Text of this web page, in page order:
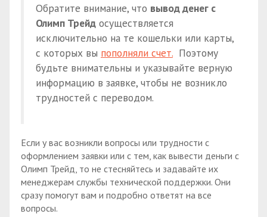
Обратите внимание, что вывод денег с
Олимп Трейд осуществляется
исключительно на те кошельки или карты,
с которых вы пополняли счет. Поэтому
будьте внимательны и указывайте верную
информацию в заявке, чтобы не возникло
трудностей с переводом.
Если у вас возникли вопросы или трудности с
оформлением заявки или с тем, как вывести деньги с
Олимп Трейд, то не стесняйтесь и задавайте их
менеджерам службы технической поддержки. Они
сразу помогут вам и подробно ответят на все
вопросы.